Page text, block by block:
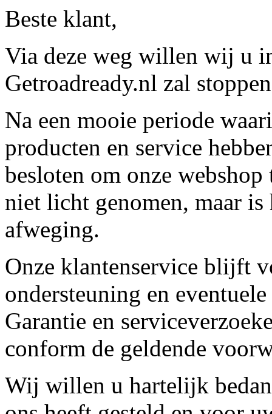
Beste klant,
Via deze weg willen wij u
Getroadready.nl zal
Na een mooie periode
producten en service
besloten om onze
niet licht genomen, maar
afweging.
Onze klantenservice blijft
ondersteuning en
Garantie en
conform de geldende
Wij willen u hartelijk